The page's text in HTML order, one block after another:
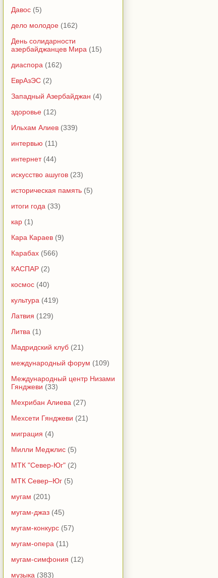
Давос (5)
дело молодое (162)
День солидарности
азербайджанцев Мира (15)
диаспора (162)
ЕврАзЭС (2)
Западный Азербайджан (4)
здоровье (12)
Ильхам Алиев (339)
интервью (11)
интернет (44)
искусство ашугов (23)
историческая память (5)
итоги года (33)
кар (1)
Кара Караев (9)
Карабах (566)
КАСПАР (2)
космос (40)
культура (419)
Латвия (129)
Литва (1)
Мадридский клуб (21)
международный форум (109)
Международный центр Низами
Гянджеви (33)
Мехрибан Алиева (27)
Мехсети Гянджеви (21)
миграция (4)
Милли Меджлис (5)
МТК "Север-Юг" (2)
МТК Север–Юг (5)
мугам (201)
мугам-джаз (45)
мугам-конкурс (57)
мугам-опера (11)
мугам-симфония (12)
музыка (383)